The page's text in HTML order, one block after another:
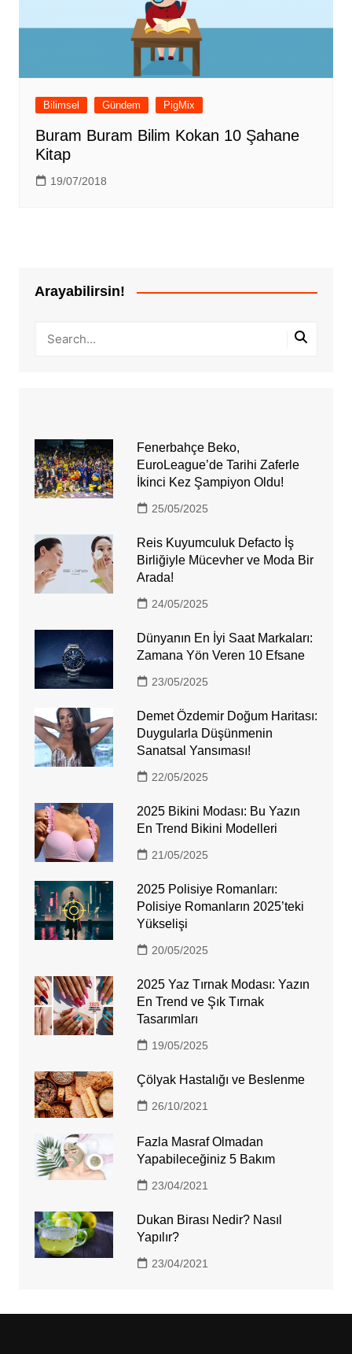
Bilimsel Gündem PigMix
Buram Buram Bilim Kokan 10 Şahane
Kitap
19/07/2018
Arayabilirsin!
Fenerbahçe Beko,
EuroLeague’de Tarihi Zaferle
İkinci Kez Şampiyon Oldu!
25/05/2025
Reis Kuyumculuk Defacto İş
Birliğiyle Mücevher ve Moda Bir
Arada!
24/05/2025
Dünyanın En İyi Saat Markaları:
Zamana Yön Veren 10 Efsane
23/05/2025
Demet Özdemir Doğum Haritası:
Duygularla Düşünmenin
Sanatsal Yansıması!
22/05/2025
2025 Bikini Modası: Bu Yazın
En Trend Bikini Modelleri
21/05/2025
2025 Polisiye Romanları:
Polisiye Romanların 2025’teki
Yükselişi
20/05/2025
2025 Yaz Tırnak Modası: Yazın
En Trend ve Şık Tırnak
Tasarımları
19/05/2025
Çölyak Hastalığı ve Beslenme
26/10/2021
Fazla Masraf Olmadan
Yapabileceğiniz 5 Bakım
23/04/2021
Dukan Birası Nedir? Nasıl
Yapılır?
23/04/2021